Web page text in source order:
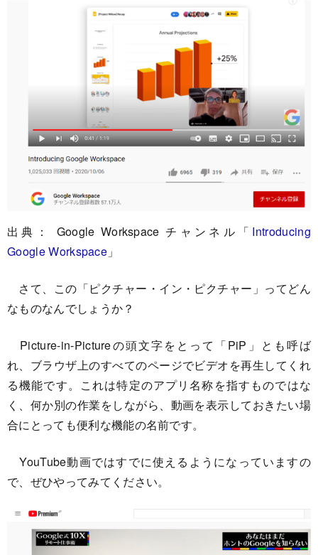
出典： Google Workspace チャンネル「 Introducing
Google Workspace 」
さて、この「ピクチャー・イン・ピクチャー」ってどん
なものなんでしょうか？
Picture-in-Pictureの頭文字をとって「PiP」とも呼ば
れ、ブラウザ上のすべてのページでビデオを再生してくれ
る機能です。これは特定のアプリ名称を指すものではな
く、何か別の作業をしながら、動画を表示しておきたい場
合にとっても便利な機能の名前です。
YouTube動画ではすでに使えるようになっていますの
で、ぜひやってみてください。